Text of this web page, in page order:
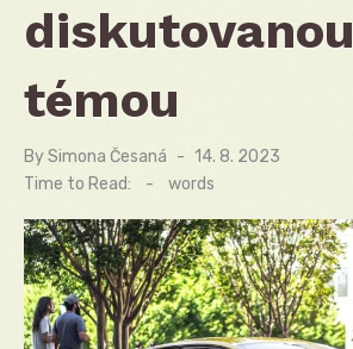
diskutovanou
témou
BySimona Česaná
Posted
on
14. 8. 2023
Time to Read:
- words